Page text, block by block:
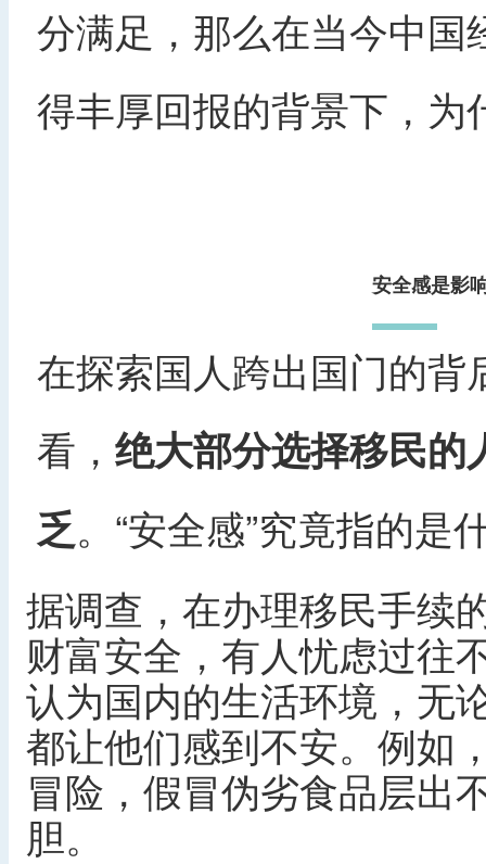
分满足，那么在当今中
得丰厚回报的背景下，
安全感是影
在探索国人跨出国门的
看， 绝大部分选择移民的
乏。“安全感”究竟指的是
据调查，在办理移民手续
财富安全，有人忧虑过往
认为国内的生活环境，无
都让他们感到不安。例如
冒险，假冒伪劣食品层出
胆。